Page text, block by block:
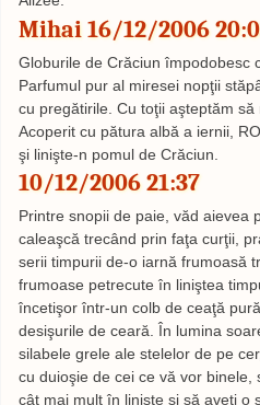
Mihai 16/12/2006
Globurile de Crăciun împodobesc
Parfumul pur al miresei nopţii
cu pregătirile. Cu toţii aşteptăm
Acoperit cu pătura albă a iernii,
şi linişte-n pomul de Crăciun.
10/12/2006 21:37
Printre snopii de paie, văd aievea
caleaşcă trecând prin faţa curţii,
serii timpurii de-o iarnă frumoasă
frumoase petrecute în liniştea
încetişor într-un colb de ceaţă
desişurile de ceară. În lumina
silabele grele ale stelelor de pe
cu duioşie de cei ce vă vor
cât mai mult în linişte şi să aveţi o